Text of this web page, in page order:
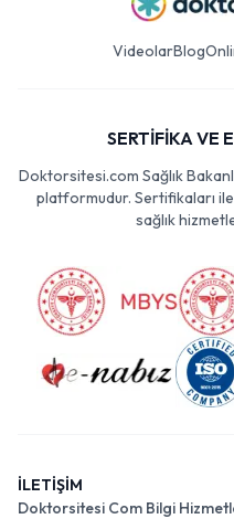
VideolarBlog
SERTİFİKA VE
Doktorsitesi.com Sağlık
platformudur. Sertifikaları
sağlık
İLETİŞİM
Doktorsitesi Com Bilgi